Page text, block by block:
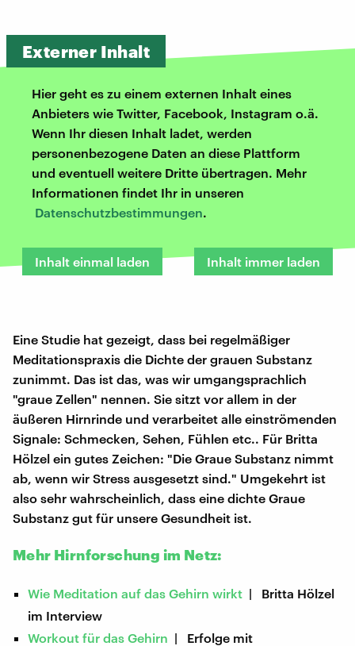
Externer Inhalt
Hier geht es zu einem externen Inhalt eines
Anbieters wie Twitter, Facebook, Instagram o.ä.
Wenn Ihr diesen Inhalt ladet, werden
personenbezogene Daten an diese Plattform
und eventuell weitere Dritte übertragen. Mehr
Informationen findet Ihr in unseren
Datenschutzbestimmungen.
Inhalt einmal laden Inhalt immer laden
Eine Studie hat gezeigt, dass bei regelmäßiger
Meditationspraxis die Dichte der grauen Substanz
zunimmt. Das ist das, was wir umgangsprachlich
"graue Zellen" nennen. Sie sitzt vor allem in der
äußeren Hirnrinde und verarbeitet alle einströmenden
Signale: Schmecken, Sehen, Fühlen etc.. Für Britta
Hölzel ein gutes Zeichen: "Die Graue Substanz nimmt
ab, wenn wir Stress ausgesetzt sind." Umgekehrt ist
also sehr wahrscheinlich, dass eine dichte Graue
Substanz gut für unsere Gesundheit ist.
Mehr Hirnforschung im Netz:
Wie Meditation auf das Gehirn wirkt | Britta Hölzel
im Interview
Workout für das Gehirn | Erfolge mit